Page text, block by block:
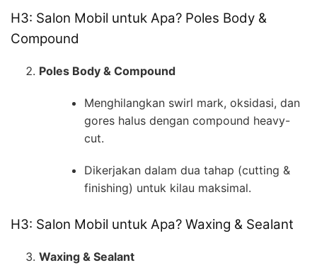
H3: Salon Mobil untuk Apa? Poles Body &
Compound
Poles Body & Compound
Menghilangkan swirl mark, oksidasi, dan
gores halus dengan compound heavy-
cut.
Dikerjakan dalam dua tahap (cutting &
finishing) untuk kilau maksimal.
H3: Salon Mobil untuk Apa? Waxing & Sealant
Waxing & Sealant